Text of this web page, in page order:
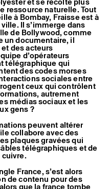
ressource naturelle. Tout
à Bombay, Fraisse est à
Il s’immerge dans
de Bollywood, comme
un documentaire, il
des acteurs
d’opérateurs
télégraphique qui
des codes morses
sociales entre
ceux qui contrôlent
autrement
médias sociaux et les
gens ?
peuvent altérer
collabore avec des
plaques gravées qui
télégraphiques et de
cuivre.
France, s’est alors
de contenu pour des
que la france tombe